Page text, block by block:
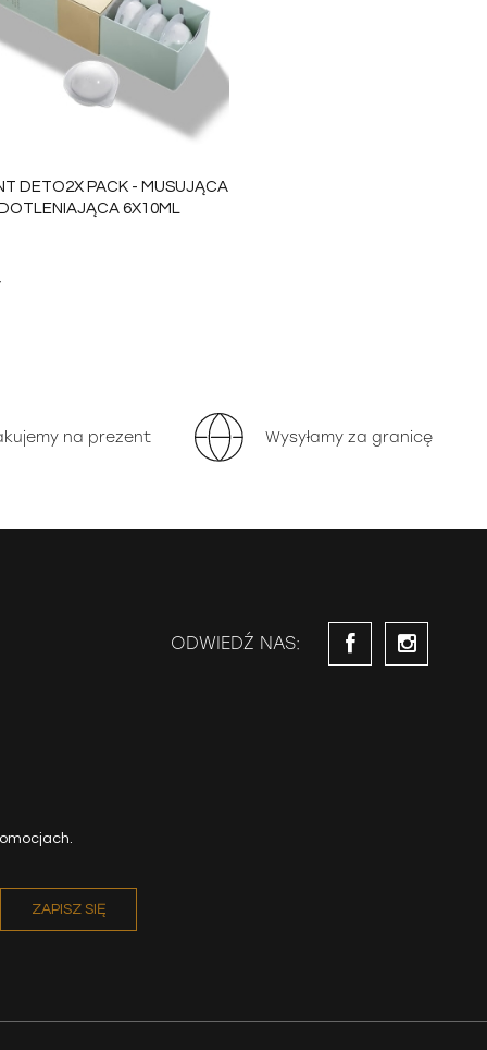
DETO2X PACK - MUSUJĄCA
6X10ML
na prezent Wysyłamy za granicę
ODWIEDŹ NAS:
ZAPISZ SIĘ